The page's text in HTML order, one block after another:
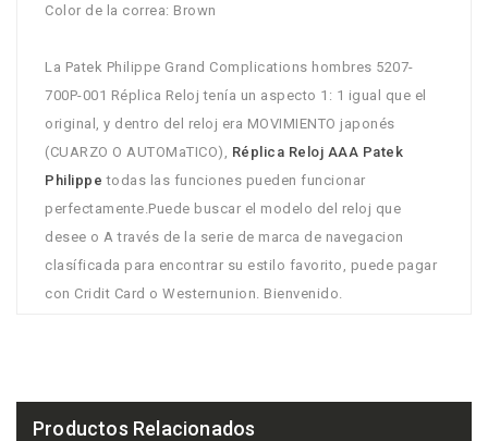
Color de la correa: Brown
La Patek Philippe Grand Complications hombres 5207-
700P-001 Réplica Reloj tenía un aspecto 1: 1 igual que el
original, y dentro del reloj era MOVIMIENTO japonés
(CUARZO O AUTOMaTICO), Réplica Reloj AAA Patek
Philippetodas las funciones pueden funcionar
perfectamente.Puede buscar el modelo del reloj que
desee o A través de la serie de marca de navegacion
clasíficada para encontrar su estilo favorito, puede pagar
con Cridit Card o Westernunion. Bienvenido.
Productos Relacionados